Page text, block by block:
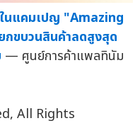
แคมเปญ "Amazing
ขบวนสินค้าลดสูงสุด
— ศูนย์การค้าแพลทินัม
All Rights